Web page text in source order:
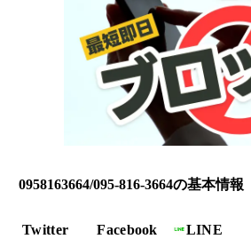
0958163664/095-816-3664の基本情報
Twitter Facebook LINE